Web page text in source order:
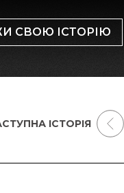
СВОЮ ІСТОРІЮ
ІСТОРІЯ